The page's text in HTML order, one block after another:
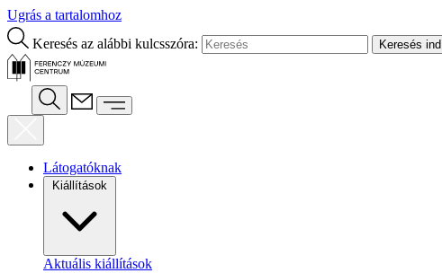
Ugrás a tartalomhoz
Keresés az alábbi kulcsszóra:
Látogatóknak
Kiállítások
Aktuális kiállítások